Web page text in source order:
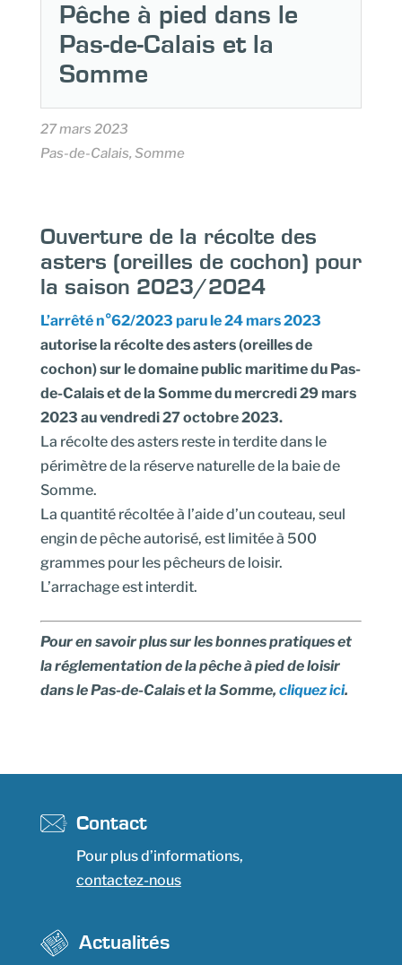
Pêche à pied dans le
Pas-de-Calais et la
Somme
27 mars 2023
Pas-de-Calais, Somme
Ouverture de la récolte des
asters (oreilles de cochon) pour
la saison 2023/2024
L’arrêté n°62/2023 paru le 24 mars 2023
autorise la récolte des asters (oreilles de
cochon) sur le domaine public maritime du Pas-
de-Calais et de la Somme du mercredi 29 mars
2023 au vendredi 27 octobre 2023.
La récolte des asters reste in terdite dans le
périmètre de la réserve naturelle de la baie de
Somme.
La quantité récoltée à l’aide d’un couteau, seul
engin de pêche autorisé, est limitée à 500
grammes pour les pêcheurs de loisir.
L’arrachage est interdit.
Pour en savoir plus sur les bonnes pratiques et
la réglementation de la pêche à pied de loisir
dans le Pas-de-Calais et la Somme, cliquez ici.
Contact
Pour plus d’informations,
contactez-nous
Actualités